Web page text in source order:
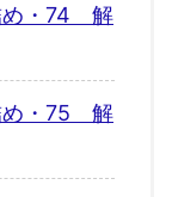
め・74 解
め・75 解